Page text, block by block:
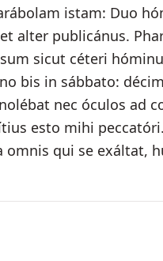
istam: Duo
alter publicánus.
sicut céteri
bis in sábbato:
nec óculos ad
esto mihi
omnis qui se exáltat,